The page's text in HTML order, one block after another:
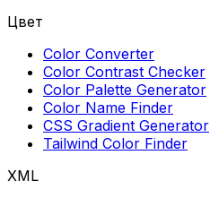
Цвет
Color Converter
Color Contrast Checker
Color Palette Generator
Color Name Finder
CSS Gradient Generator
Tailwind Color Finder
XML